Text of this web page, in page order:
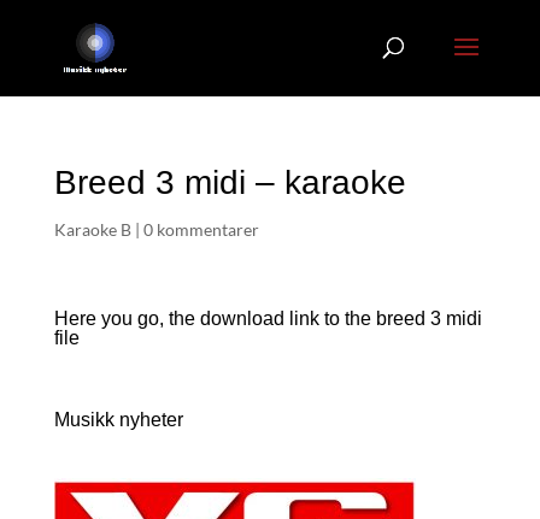
Breed 3 midi – karaoke
Karaoke B| 0 kommentarer
Here you go, the download link to the breed 3 midi
file
Musikk nyheter